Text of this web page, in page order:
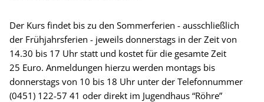
Der Kurs findet bis zu den Sommerferien - ausschließlich
der Frühjahrsferien - jeweils donnerstags in der Zeit von
14.30 bis 17 Uhr statt und kostet für die gesamte Zeit
25 Euro. Anmeldungen hierzu werden montags bis
donnerstags von 10 bis 18 Uhr unter der Telefonnummer
(0451) 122-57 41 oder direkt im Jugendhaus “Röhre”